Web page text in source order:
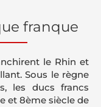
franque
le Rhin et
Sous le règne
les ducs francs
et 8ème siècle de